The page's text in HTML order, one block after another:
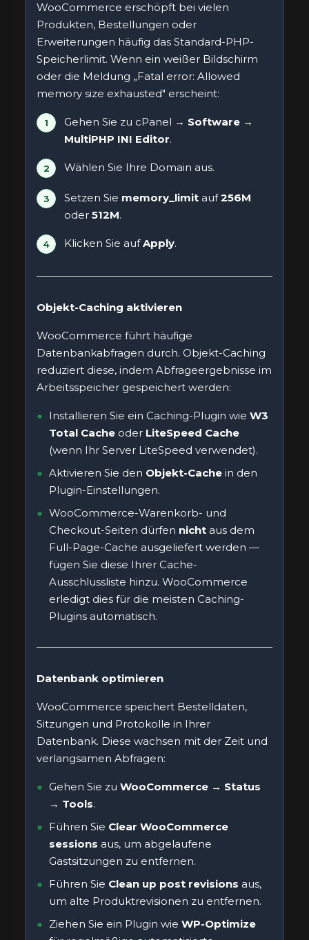
WooCommerce erschöpft bei vielen
Produkten, Bestellungen oder
Erweiterungen häufig das Standard-PHP-
Speicherlimit. Wenn ein weißer Bildschirm
oder die Meldung „Fatal error: Allowed
memory size exhausted" erscheint:
Gehen Sie zu cPanel → Software →
MultiPHP INI Editor.
Wählen Sie Ihre Domain aus.
Setzen Sie memory_limit auf256M
oder 512M.
Klicken Sie aufApply.
Objekt-Caching aktivieren
WooCommerce führt häufige
Datenbankabfragen durch. Objekt-Caching
reduziert diese, indem Abfrageergebnisse im
Arbeitsspeicher gespeichert werden:
Installieren Sie ein Caching-Plugin wie W3
Total Cache oder LiteSpeed Cache
(wenn Ihr Server LiteSpeed verwendet).
Aktivieren Sie den Objekt-Cache in den
Plugin-Einstellungen.
WooCommerce-Warenkorb- und
Checkout-Seiten dürfen nicht aus dem
Full-Page-Cache ausgeliefert werden —
fügen Sie diese Ihrer Cache-
Ausschlussliste hinzu. WooCommerce
erledigt dies für die meisten Caching-
Plugins automatisch.
Datenbank optimieren
WooCommerce speichert Bestelldaten,
Sitzungen und Protokolle in Ihrer
Datenbank. Diese wachsen mit der Zeit und
verlangsamen Abfragen:
Gehen Sie zu WooCommerce → Status
→ Tools.
Führen Sie Clear WooCommerce
sessions aus, um abgelaufene
Gastsitzungen zu entfernen.
Führen Sie Clean up post revisions aus,
um alte Produktrevisionen zu entfernen.
Ziehen Sie ein Plugin wie WP-Optimize